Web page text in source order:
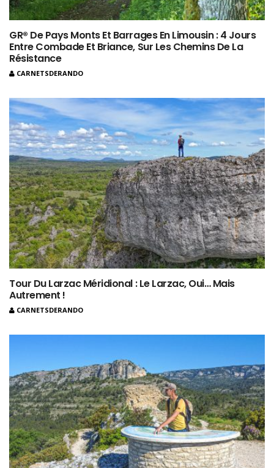
GR® De Pays Monts Et Barrages En Limousin : 4 Jours
Entre Combade Et Briance, Sur Les Chemins De La
Résistance
CARNETSDERANDO
Tour Du Larzac Méridional : Le Larzac, Oui… Mais
Autrement !
CARNETSDERANDO